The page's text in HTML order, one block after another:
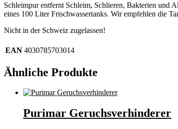
Schleimpur entfernt Schleim, Schlieren, Bakterien und
eines 100 Liter Frischwassertanks. Wir empfehlen die
Nicht in der Schweiz zugelassen!
EAN 4030785703014
Ähnliche Produkte
Purimar Geruchsverhinderer